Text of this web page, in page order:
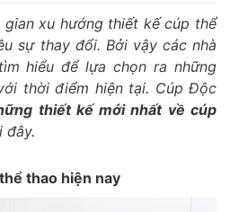
xu hướng thiết kế cúp thể
sự thay đổi. Bởi vậy các nhà
hiểu để lựa chọn ra những
thời điểm hiện tại. Cúp Độc
thiết kế mới nhất về cúp
đây.
thao hiện nay